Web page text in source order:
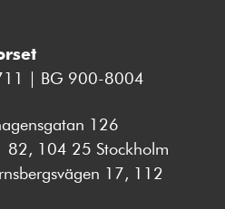
| BG 900-8004
126
82, 104 25 Stockholm
17, 112